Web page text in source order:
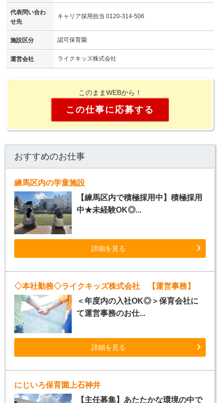
代表問い合わ
せ先
キャリア採用担当 0120-314-506
施設区分 認可保育園
運営会社 ライクキッズ株式会社
このままWEBから！
この仕事に応募する
おすすめのお仕事
練馬区内の学童施設
【練馬区内で積極採用中】積極採用
中★未経験OK◎...
詳細を見る
◇本社勤務◇ライクキッズ株式会社 【運営事務】
＜年度内の入社OK◎＞保育会社に
て運営事務のお仕...
詳細を見る
にじいろ保育園上石神井
【主任募集】あたたかな環境の中で